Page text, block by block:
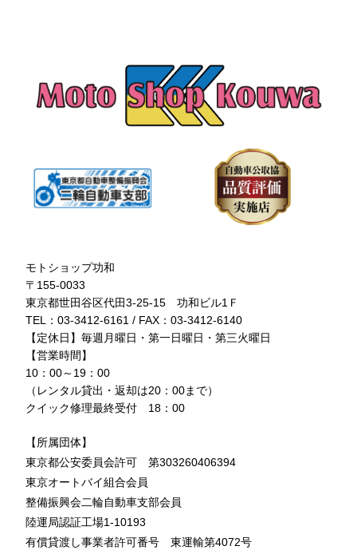
モトショップ功和
〒155-0033
東京都世田谷区代田3-25-15 功和ビル1Ｆ
TEL：03-3412-6161 / FAX：03-3412-6140
【定休日】毎週月曜日・第一日曜日・第三火曜日
【営業時間】
10：00～19：00
（レンタル貸出・返却は20：00まで）
クイック修理最終受付 18：00
【所属団体】
東京都公安委員会許可 第303260406394
東京オートバイ組合会員
整備振興会二輪自動車支部会員
陸運局認証工場1-10193
有償貸渡し事業者許可番号 東運輸第4072号